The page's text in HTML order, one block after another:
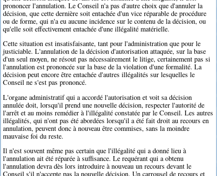
prononcer l'annulation. Le Conseil n'a pas d'autre choix que d'annuler la
décision, que cette dernière soit entachée d'un vice réparable de procédure
ou de forme, qui n'a eu aucune incidence sur le contenu de la décision, ou
qu'elle soit effectivement entachée d'une illégalité matérielle.
Cette situation est insatisfaisante, tant pour l'administration que pour le
justiciable. L'annulation de la décision d'autorisation attaquée, sur la base
d'un seul moyen, ne résout pas nécessairement le litige, certainement pas si
l'annulation est prononcée sur la base de la violation d'une formalité. La
décision peut encore être entachée d'autres illégalités sur lesquelles le
Conseil ne s'est pas prononcé.
L'organe administratif qui a accordé l'autorisation et voit sa décision
annulée doit, lorsqu'il prend une nouvelle décision, respecter l'autorité de
l'arrêt et au moins remédier à l'illégalité constatée par le Conseil. Les autres
illégalités, qui n'ont pas été abordées lorsqu'il a été fait droit au recours en
annulation, peuvent donc à nouveau être commises, sans la moindre
mauvaise foi du reste.
Il n'est souvent même pas certain que l'illégalité qui a donné lieu à
l'annulation ait été réparée à suffisance. Le requérant qui a obtenu
l'annulation devra dès lors introduire à nouveau un recours devant le
Conseil s'il n'accepte pas la nouvelle décision. Un carrousel de recours et